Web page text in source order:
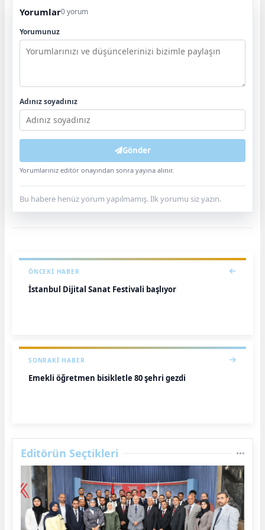
Yorumlar0 yorum
Yorumunuz
Adınız soyadınız
Gönder
Yorumlarınız editör onayından sonra yayına alınır.
Bu habere henüz yorum yapılmamış. İlk yorumu siz yazın.
ÖNCEKI HABER
İstanbul Dijital Sanat Festivali başlıyor
SONRAKI HABER
Emekli öğretmen bisikletle 80 şehri gezdi
Editörün Seçtikleri